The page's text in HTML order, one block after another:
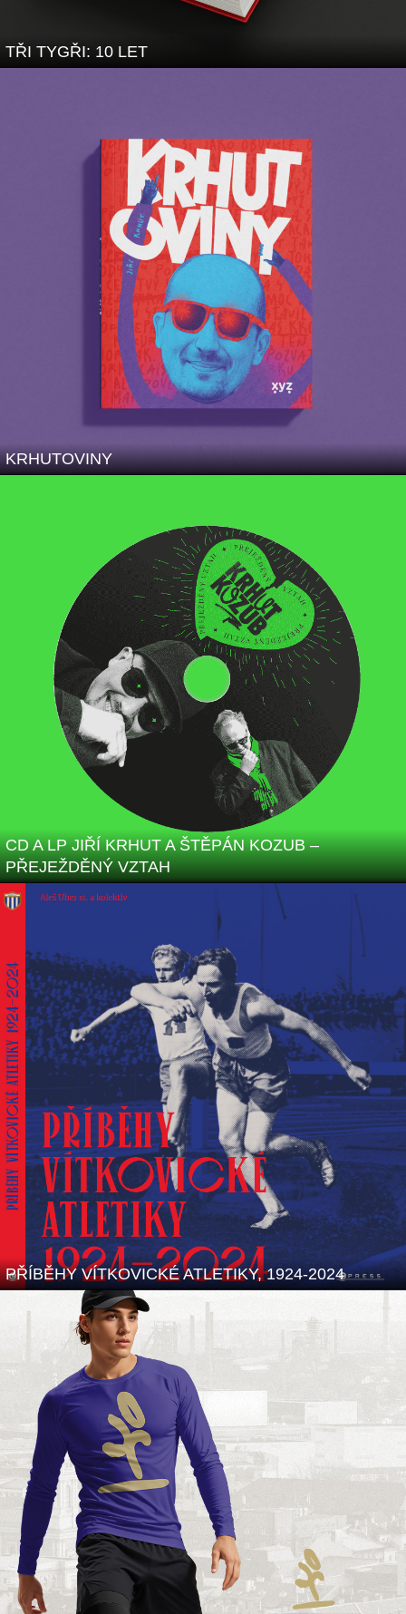
TŘI TYGŘI: 10 LET
KRHUTOVINY
CD A LP JIŘÍ KRHUT A ŠTĚPÁN KOZUB –
PŘEJEŽDĚNÝ VZTAH
PŘÍBĚHY VÍTKOVICKÉ ATLETIKY, 1924-2024